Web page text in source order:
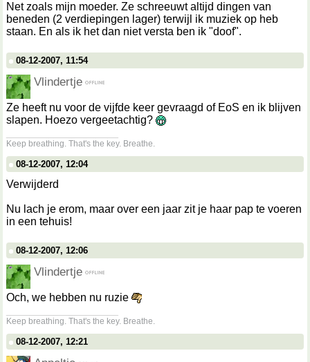
Net zoals mijn moeder. Ze schreeuwt altijd dingen van
beneden (2 verdiepingen lager) terwijl ik muziek op heb
staan. En als ik het dan niet versta ben ik "doof".
08-12-2007, 11:54
Vlindertje
Ze heeft nu voor de vijfde keer gevraagd of EoS en ik blijven
slapen. Hoezo vergeetachtig?
Keep breathing. That's the key. Breathe.
08-12-2007, 12:04
Verwijderd
Nu lach je erom, maar over een jaar zit je haar pap te voeren
in een tehuis!
08-12-2007, 12:06
Vlindertje
Och, we hebben nu ruzie
Keep breathing. That's the key. Breathe.
08-12-2007, 12:21